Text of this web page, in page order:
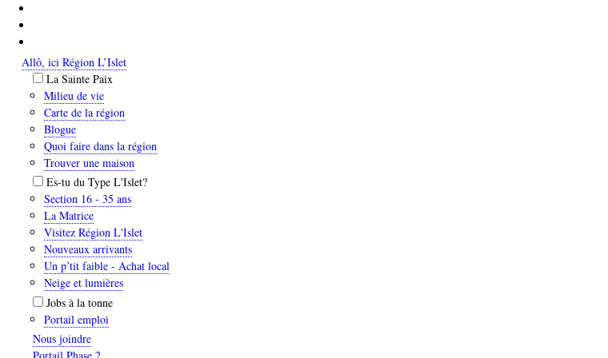
Aller
contenu
principalAllô, ici Région L’Islet
Navigation
principale
La Sainte Paix
Milieu de vie
Carte de la région
Blogue
Quoi faire dans la région
Trouver une maison
Es-tu du Type L'Islet?
Section 16 - 35 ans
La Matrice
Visitez Région L'Islet
Nouveaux arrivants
Un p’tit faible - Achat local
Neige et lumières
Jobs à la tonne
Portail emploi
Nous joindre